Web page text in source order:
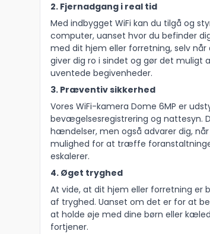
2. Fjernadgang i real tid
Med indbygget WiFi kan du tilgå og
computer, uanset hvor du befinder
med dit hjem eller forretning, selv
giver dig ro i sindet og gør det muligt
uventede begivenheder.
3. Præventiv sikkerhed
Vores WiFi-kamera Dome 6MP er
bevægelsesregistrering og nattesyn.
hændelser, men også advarer dig,
mulighed for at træffe
eskalerer.
4. Øget tryghed
At vide, at dit hjem eller forretning er
af tryghed. Uanset om det er for at
at holde øje med dine børn eller
fortjener.